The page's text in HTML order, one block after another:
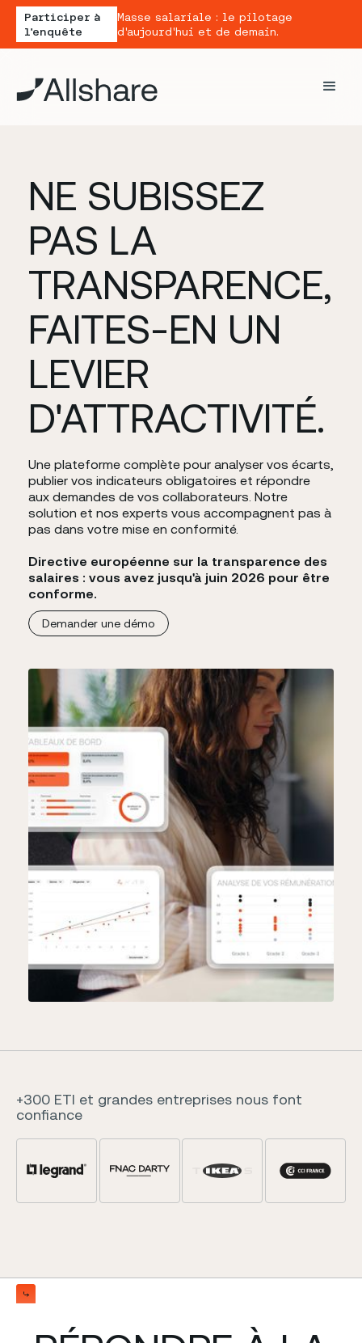
Participer à
l'enquête
Masse salariale : le pilotage
d'aujourd'hui et de demain.
NE SUBISSEZ
PAS LA
TRANSPARENCE,
FAITES-EN UN
LEVIER
D'ATTRACTIVITÉ.
Une plateforme complète pour analyser vos écarts,
publier vos indicateurs obligatoires et répondre
aux demandes de vos collaborateurs. Notre
solution et nos experts vous accompagnent pas à
pas dans votre mise en conformité.
Directive européenne sur la transparence des
salaires : vous avez jusqu'à juin 2026 pour être
conforme.
Demander une démo
+300 ETI et grandes entreprises nous font
confiance
Slide 5 of 5.